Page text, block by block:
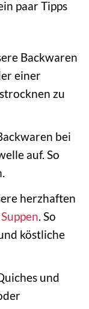
paar Tipps
Backwaren
einer
zu
bei
auf. So
herzhaften
Suppen. So
köstliche
und